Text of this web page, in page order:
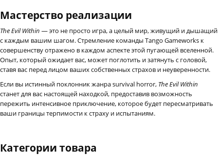
Мастерство реализации
The Evil Within — это не просто игра, а целый мир, живущий и дышащий
с каждым вашим шагом. Стремление команды Tango Gameworks к
совершенству отражено в каждом аспекте этой пугающей вселенной.
Опыт, который ожидает вас, может поглотить и затянуть с головой,
ставя вас перед лицом ваших собственных страхов и неуверенности.
Если вы истинный поклонник жанра survival horror, The Evil Within
станет для вас настоящей находкой, предоставив возможность
пережить интенсивное приключение, которое будет пересматривать
ваши границы терпимости к страху и испытаниям.
Категории товара